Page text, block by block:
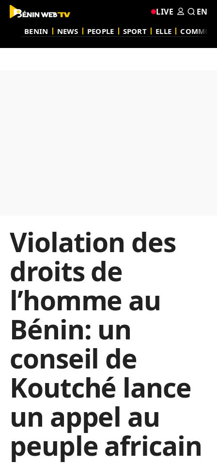
BENIN NEWS PEOPLE SPORT ELLE
LIVE EN
Violation des
droits de
l’homme au
Bénin: un
conseil de
Koutché lance
un appel au
peuple africain